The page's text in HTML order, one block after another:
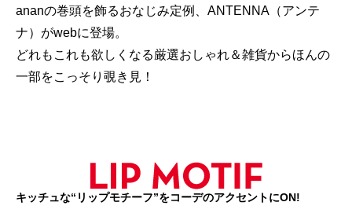
ananの巻頭を飾るおなじみ定例、ANTENNA（アンテ
ナ）がwebに登場。
どれもこれも欲しくなる厳選おしゃれ＆雑貨からほんの
一部をこっそり覗き見！
キッチュな“リップモチーフ”をコーデのアクセントにON!